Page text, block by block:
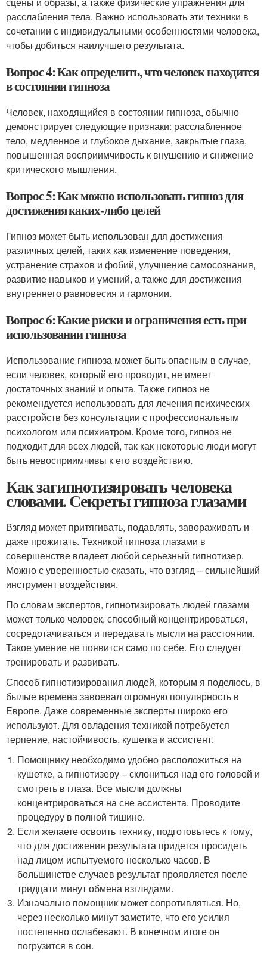
расслабления тела. Важно использовать эти техники в
сочетании с индивидуальными особенностями человека,
чтобы добиться наилучшего результата.
Вопрос 4: Как определить, что человек находится
в состоянии гипноза
Человек, находящийся в состоянии гипноза, обычно
демонстрирует следующие признаки: расслабленное
тело, медленное и глубокое дыхание, закрытые глаза,
повышенная восприимчивость к внушению и снижение
критического мышления.
Вопрос 5: Как можно использовать гипноз для
достижения каких-либо целей
Гипноз может быть использован для достижения
различных целей, таких как изменение поведения,
устранение страхов и фобий, улучшение самосознания,
развитие навыков и умений, а также для достижения
внутреннего равновесия и гармонии.
Вопрос 6: Какие риски и ограничения есть при
использовании гипноза
Использование гипноза может быть опасным в случае,
если человек, который его проводит, не имеет
достаточных знаний и опыта. Также гипноз не
рекомендуется использовать для лечения психических
расстройств без консультации с профессиональным
психологом или психиатром. Кроме того, гипноз не
подходит для всех людей, так как некоторые люди могут
быть невосприимчивы к его воздействию.
Как загипнотизировать человека
словами. Секреты гипноза глазами
Взгляд может притягивать, подавлять, завораживать и
даже прожигать. Техникой гипноза глазами в
совершенстве владеет любой серьезный гипнотизер.
Можно с уверенностью сказать, что взгляд – сильнейший
инструмент воздействия.
По словам экспертов, гипнотизировать людей глазами
может только человек, способный концентрироваться,
сосредотачиваться и передавать мысли на расстоянии.
Такое умение не появится само по себе. Его следует
тренировать и развивать.
Способ гипнотизирования людей, которым я поделюсь, в
былые времена завоевал огромную популярность в
Европе. Даже современные эксперты широко его
используют. Для овладения техникой потребуется
терпение, настойчивость, кушетка и ассистент.
Помощнику необходимо удобно расположиться на
кушетке, а гипнотизеру – склониться над его головой и
смотреть в глаза. Все мысли должны
концентрироваться на сне ассистента. Проводите
процедуру в полной тишине.
Если желаете освоить технику, подготовьтесь к тому,
что для достижения результата придется просидеть
над лицом испытуемого несколько часов. В
большинстве случаев результат проявляется после
тридцати минут обмена взглядами.
Изначально помощник может сопротивляться. Но,
через несколько минут заметите, что его усилия
постепенно ослабевают. В конечном итоге он
погрузится в сон.